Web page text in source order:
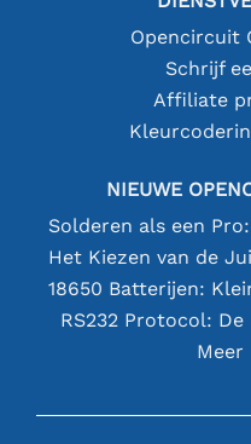
Opencircuit
Schrijf
Affiliate
NIEUWE
RS232 Protocol:
Meer